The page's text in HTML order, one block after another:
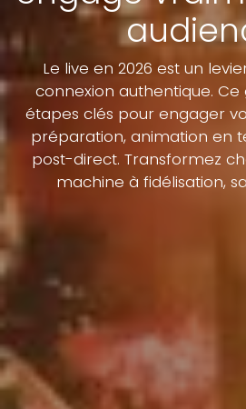
Le live en 2026 est un
connexion authentique. Ce
étapes clés pour engager
préparation, animation en
post-direct. Transformez
machine à fidélisation,